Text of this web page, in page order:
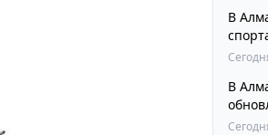
В
Bull
В